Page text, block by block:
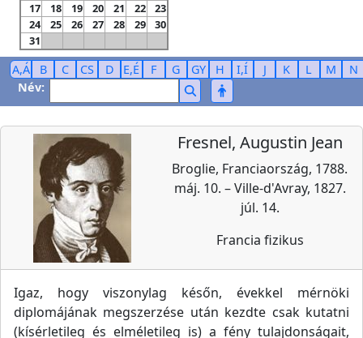
17
18 19 20 21 22
23
24
25 26 27 28 29
30
31
A,Á B C CS D E,É F G GY H I,Í J K L M
N
Név:
Fresnel, Augustin Jean
Broglie, Franciaország, 1788.
máj. 10. – Ville-d'Avray, 1827.
júl. 14.
Francia fizikus
Igaz, hogy viszonylag későn, évekkel mérnöki
diplomájának megszerzése után kezdte csak kutatni
(kísérletileg és elméletileg is) a fény tulajdonságait,